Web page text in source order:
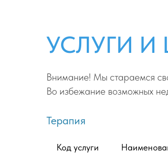
УСЛУГИ И
Внимание! Мы стараемся
Во избежание возможных
Терапия
Код услуги